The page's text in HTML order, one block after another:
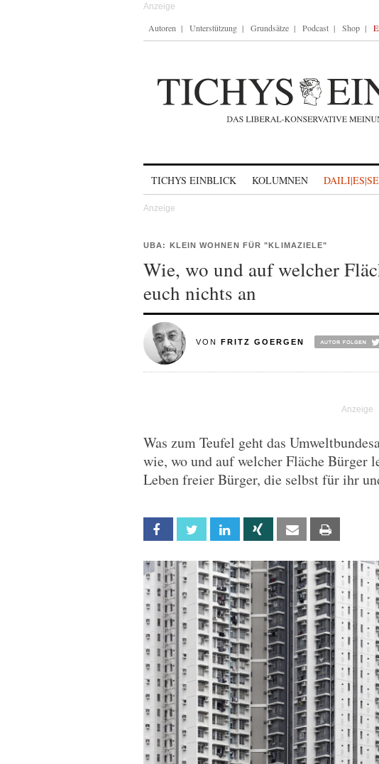
Autoren Unterstützung Grundsätze Podcast Shop
TICHYS EINBLICK KOLUMNEN
UBA: KLEIN WOHNEN FÜR "KLIMAZIELE"
Wie, wo und auf welcher
euch nichts an
VON FRITZ GOERGEN
Was zum Teufel geht das
wie, wo und auf welcher Fläche Bürger
Leben freier Bürger, die selbst für ihr
Facebook Twitter Linkedin Xing Email